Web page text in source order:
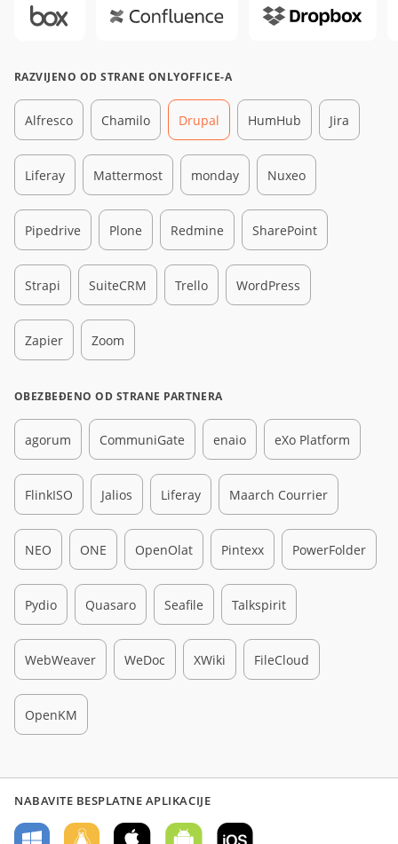
RAZVIJENO OD STRANE ONLYOFFICE-A
Alfresco Chamilo Drupal HumHub Jira
Liferay Mattermost monday Nuxeo
Pipedrive Plone Redmine SharePoint
Strapi SuiteCRM Trello WordPress
Zapier Zoom
OBEZBEĐENO OD STRANE PARTNERA
agorum CommuniGate enaio eXo Platform
FlinkISO Jalios Liferay Maarch Courrier
NEO ONE OpenOlat Pintexx PowerFolder
Pydio Quasaro Seafile Talkspirit
WebWeaver WeDoc XWiki FileCloud
OpenKM
NABAVITE BESPLATNE APLIKACIJE